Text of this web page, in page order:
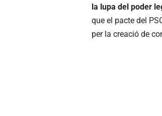
la lupa del poder
que el pacte del
per la creació de